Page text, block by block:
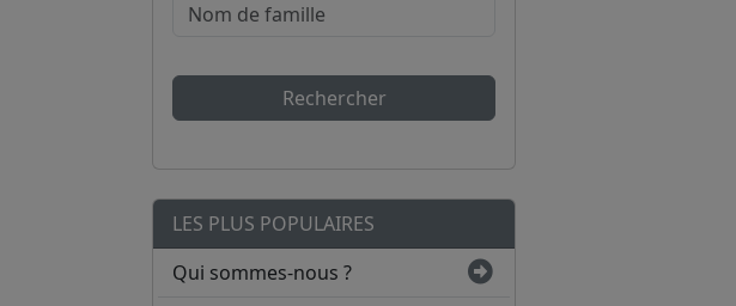
Rechercher
LES PLUS POPULAIRES
Qui sommes-nous ?